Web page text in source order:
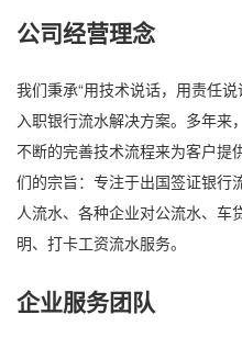
公司经营理念
我们秉承“用技术说话，用责任
入职银行流水解决方案。多年来
不断的完善技术流程来为客户提
们的宗旨：专注于出国签证银行
人流水、各种企业对公流水、车
明、打卡工资流水服务。
企业服务团队